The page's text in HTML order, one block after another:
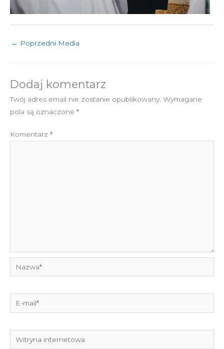
← Poprzedni Media
Dodaj komentarz
Twój adres email nie zostanie opublikowany. Wymagane
pola są oznaczone *
Komentarz *
mail*
Witryna